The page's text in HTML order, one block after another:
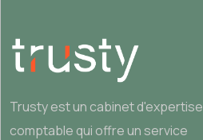
Trusty est un cabinet d'expertise
comptable qui offre un service